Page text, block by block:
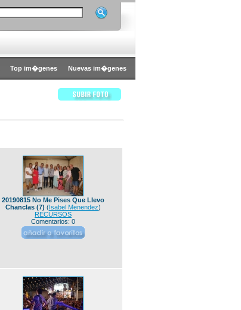
Top im�genes Nuevas im�genes
20190815 No Me Pises Que Llevo
Chanclas (7) (Isabel Menendez)
RECURSOS
Comentarios: 0